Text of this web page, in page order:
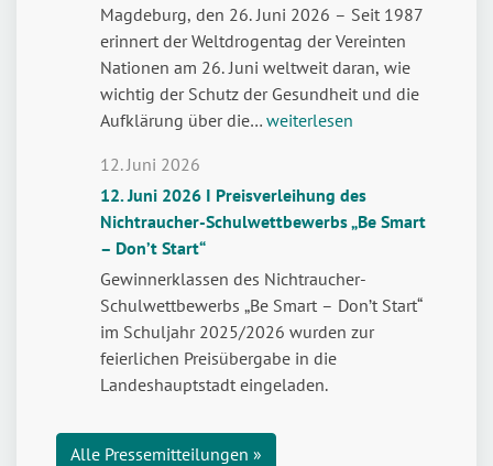
Magdeburg, den 26. Juni 2026 – Seit 1987
erinnert der Weltdrogentag der Vereinten
Nationen am 26. Juni weltweit daran, wie
wichtig der Schutz der Gesundheit und die
Aufklärung über die… Weltdrogentag:
nicht
risikofrei
Jugendliche
stark
machen
für
den
mit
weiterlesen
12. Juni 2026 I Preisverleihung des
Nichtraucher-Schulwettbewerbs „Be Smart
– Don’t Start“
12. Juni 2026
Gewinnerklassen des Nichtraucher-
Schulwettbewerbs „Be Smart – Don’t Start“
im Schuljahr 2025/2026 wurden zur
feierlichen Preisübergabe in die
Landeshauptstadt eingeladen.
Alle Pressemitteilungen »